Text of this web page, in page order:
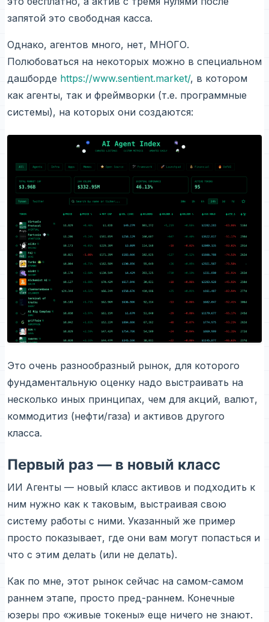
запятой это свободная касса.
Однако, агентов много, нет, МНОГО.
Полюбоваться на некоторых можно в специальном
дашборде https://www.sentient.market/, в котором
как агенты, так и фреймворки (т.е. программные
системы), на которых они создаются:
Это очень разнообразный рынок, для которого
фундаментальную оценку надо выстраивать на
несколько иных принципах, чем для акций, валют,
коммодитиз (нефти/газа) и активов другого
класса.
Первый раз — в новый класс
ИИ Агенты — новый класс активов и подходить к
ним нужно как к таковым, выстраивая свою
систему работы с ними. Указанный же пример
просто показывает, где они вам могут попасться и
что с этим делать (или не делать).
Как по мне, этот рынок сейчас на самом-самом
раннем этапе, просто пред-раннем. Конечные
юзеры про «живые токены» еще ничего не знают.